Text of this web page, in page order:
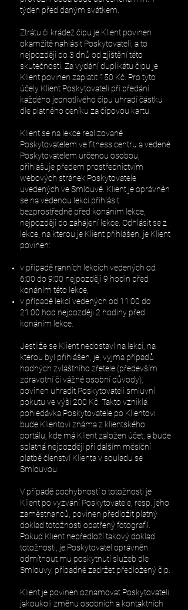
týden před daným svátkem.
Ztrátu či krádež čipu je Klient povinen
okamžitě nahlásit Poskytovateli, a to
nejpozději do 3 dnů od zjištění této
skutečnosti. Za vydání duplikátu čipu je
Klient povinen zaplatit 150 Kč. Pro tyto
účely Klient Poskytovateli při předání
každého jednotlivého čipu uhradí částku
dle platného ceníku za čipovou kartu.
Klient se na lekce realizované
Poskytovatelem ve fitness centru a vedené
Poskytovatelem určenou osobou,
přihlašuje předem prostřednictvím
webových stránek Poskytovatele
uvedených ve Smlouvě. Klient je oprávněn
se na vedenou lekci přihlásit
bezprostředně před konáním lekce,
nejpozději do zahájení lekce. Odhlásit se z
lekce, na kterou je Klient přihlášen, je Klient
povinen:
v případě ranních lekcích vedených od
6:00 do 9:00 nejpozději 9 hodin před
konáním této lekce,
v případě lekcí vedených od 11:00 do
21:00 hod nejpozději 2 hodiny před
konáním lekce.
Jestliže se Klient nedostaví na lekci, na
kterou byl přihlášen, je, vyjma případů
hodných zvláštního zřetele (především
zdravotní či vážné osobní důvody),
povinen uhradit Poskytovateli smluvní
pokutu ve výši 200 Kč. Takto vzniklá
pohledávka Poskytovatele po Klientovi
bude Klientovi známa z klientského
portálu, kde má Klient založen účet, a bude
splatná nejpozději při dalším měsíční
platbě členství Klienta v souladu se
Smlouvou.
V případě pochybností o totožnosti je
Klient po vyzvání Poskytovatele, resp. jeho
zaměstnanců, povinen předložit platný
doklad totožnosti opatřený fotografií.
Pokud Klient nepředloží takový doklad
totožnosti, je Poskytovatel oprávněn
odmítnout mu poskytnutí služeb dle
Smlouvy, případně zadržet předložený čip.
Klient je povinen oznamovat Poskytovateli
jakoukoli změnu osobních a kontaktních